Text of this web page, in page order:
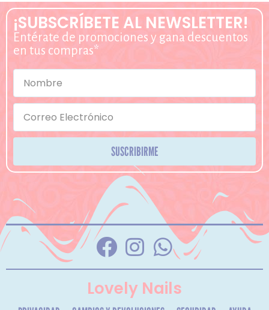
¡SUBSCRÍBETE AL NEWSLETTER!
Entérate de promociones y gana descuentos
en tus compras*
SUSCRIBIRME
Lovely Nails